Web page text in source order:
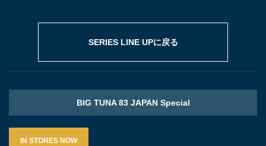
SERIES LINE UPに戻る
BIG TUNA 83 JAPAN Special
IN STORES NOW